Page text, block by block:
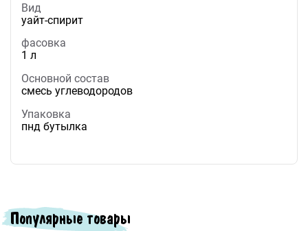
Вид
уайт-спирит
фасовка
1 л
Основной состав
смесь углеводородов
Упаковка
пнд бутылка
Популярные товары